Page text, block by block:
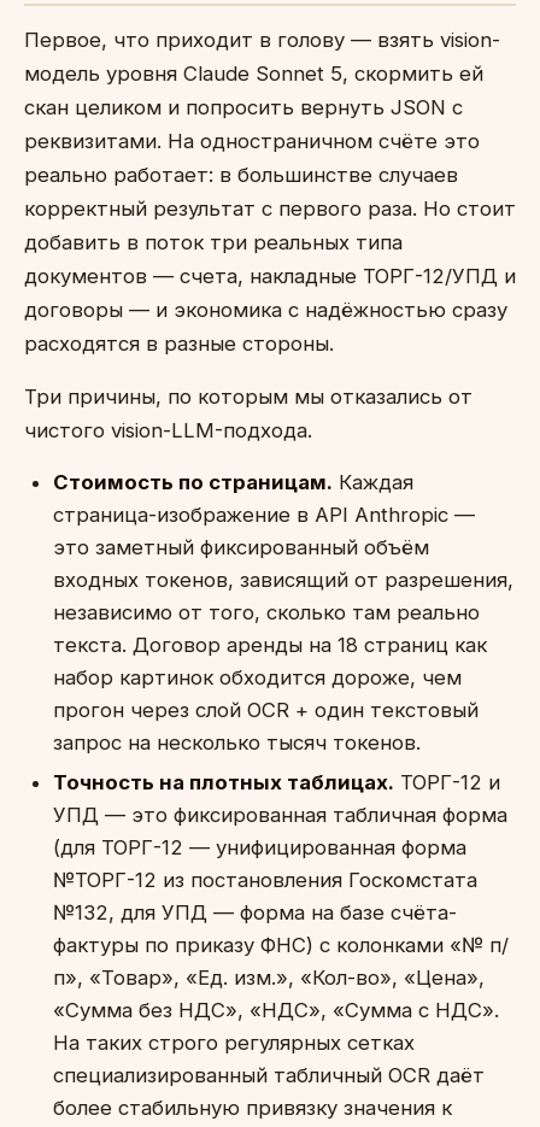
Первое, что приходит в голову — взять vision-
модель уровня Claude Sonnet 5, скормить ей
скан целиком и попросить вернуть JSON с
реквизитами. На одностраничном счёте это
реально работает: в большинстве случаев
корректный результат с первого раза. Но стоит
добавить в поток три реальных типа
документов — счета, накладные ТОРГ-12/УПД и
договоры — и экономика с надёжностью сразу
расходятся в разные стороны.
Три причины, по которым мы отказались от
чистого vision-LLM-подхода.
Стоимость по страницам. Каждая
страница-изображение в API Anthropic —
это заметный фиксированный объём
входных токенов, зависящий от разрешения,
независимо от того, сколько там реально
текста. Договор аренды на 18 страниц как
набор картинок обходится дороже, чем
прогон через слой OCR + один текстовый
запрос на несколько тысяч токенов.
Точность на плотных таблицах. ТОРГ-12 и
УПД — это фиксированная табличная форма
(для ТОРГ-12 — унифицированная форма
№ТОРГ-12 из постановления Госкомстата
№132, для УПД — форма на базе счёта-
фактуры по приказу ФНС) с колонками «№ п/
п», «Товар», «Ед. изм.», «Кол-во», «Цена»,
«Сумма без НДС», «НДС», «Сумма с НДС».
На таких строго регулярных сетках
специализированный табличный OCR даёт
более стабильную привязку значения к